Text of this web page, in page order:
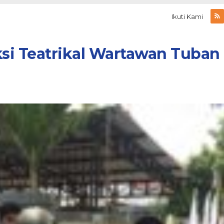
Ikuti Kami
Teatrikal Wartawan Tuban